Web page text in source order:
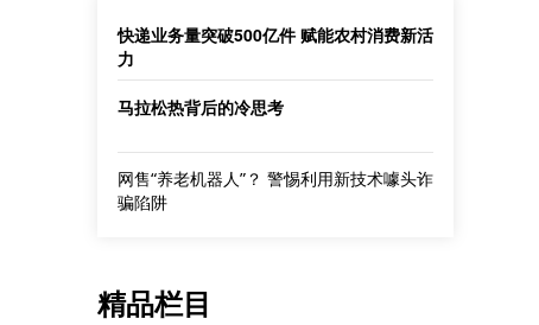
快递业务量突破500亿件 赋能农村消费新活
力
马拉松热背后的冷思考
网售“养老机器人”？ 警惕利用新技术噱头诈
骗陷阱
精品栏目